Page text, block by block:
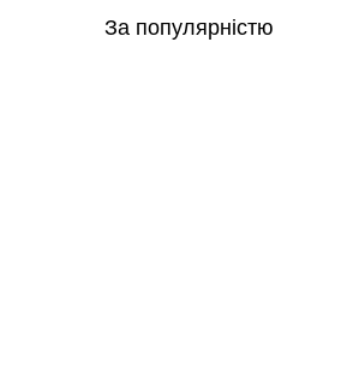
За популярністю